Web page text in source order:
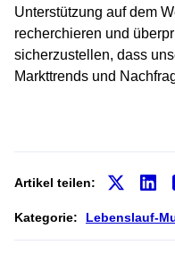
Unterstützung auf dem
recherchieren und
sicherzustellen, dass
Markttrends und
Artikel teilen:
Kategorie: Lebenslauf-